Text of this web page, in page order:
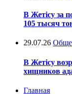
В Жетісу за
105 тысяч
29.07.26
В Жетісу
хищников
Главная